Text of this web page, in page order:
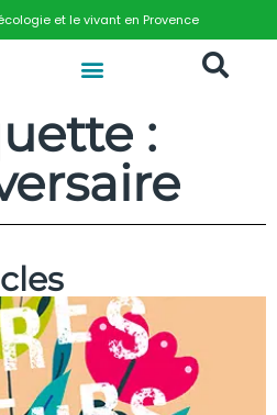
et le vivant en Provence
: